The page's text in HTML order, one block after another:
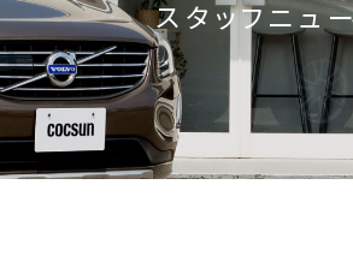
お車の保証 納
ボルボ故障事例集
車検のお問い合わせ
修理・
買取のお問い合わせ
スタッフニュ